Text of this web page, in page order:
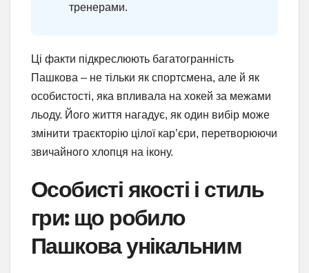
тренерами.
Ці факти підкреслюють багатогранність
Пашкова – не тільки як спортсмена, але й як
особистості, яка впливала на хокей за межами
льоду. Його життя нагадує, як один вибір може
змінити траєкторію цілої кар’єри, перетворюючи
звичайного хлопця на ікону.
Особисті якості і стиль
гри: що робило
Пашкова унікальним